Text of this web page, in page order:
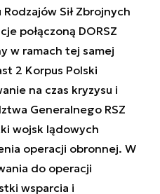
Sił Zbrojnych
połączoną DORSZ
w ramach tej samej
2 Korpus Polski
na czas kryzysu i
Generalnego RSZ
wojsk lądowych
operacji obronnej. W
do operacji
wsparcia i